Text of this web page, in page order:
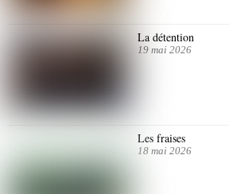
La détention
19 mai 2026
Les fraises
18 mai 2026